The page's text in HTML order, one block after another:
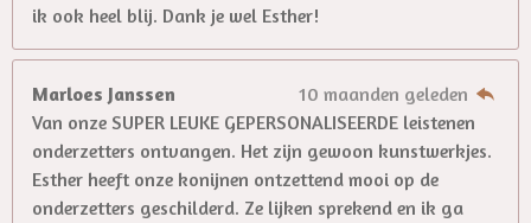
ik ook heel blij. Dank je wel Esther!
Marloes Janssen
10 maanden geleden
Van onze SUPER LEUKE GEPERSONALISEERDE leistenen
onderzetters ontvangen. Het zijn gewoon kunstwerkjes.
Esther heeft onze konijnen ontzettend mooi op de
onderzetters geschilderd. Ze lijken sprekend en ik ga